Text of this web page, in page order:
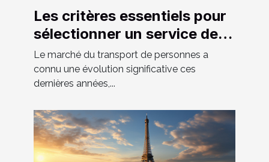
Les critères essentiels pour
sélectionner un service de
VTC fiable et confortable
Le marché du transport de personnes a
connu une évolution significative ces
dernières années,...